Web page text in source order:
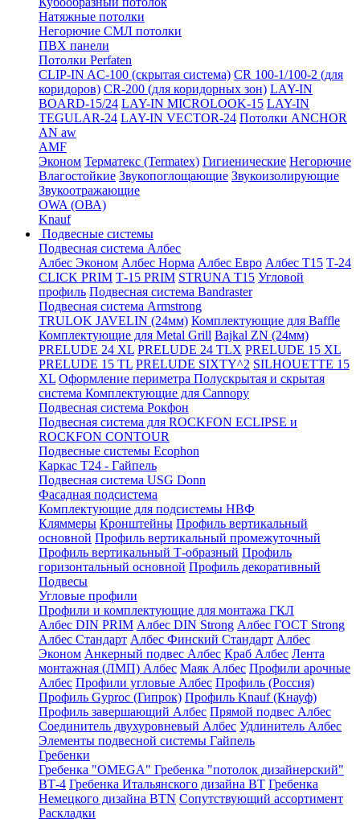
Натяжные потолки
Негорючие СМЛ потолки
ПВХ панели
Потолки Perfaten
CLIP-IN AC-100 (скрытая система) CR 100-1/100-2 (для
коридоров) CR-200 (для коридорных зон) LAY-IN
BOARD-15/24 LAY-IN MICROLOOK-15 LAY-IN
TEGULAR-24 LAY-IN VECTOR-24 Потолки ANCHOR
AN aw
AMF
Эконом Терматекс (Termatex) Гигиенические Негорючие
Влагостойкие Звукопоглощающие Звукоизолирующие
Звукоотражающие
OWA (ОВА)
Knauf
Подвесные системы
Подвесная система Албес
Албес Эконом Албес Норма Албес Евро Албес T15 Т-24
CLICK PRIM Т-15 PRIM STRUNA Т15 Угловой
профиль Подвесная система Bandraster
Подвесная система Armstrong
TRULOK JAVELIN (24мм) Комплектующие для Baffle
Комплектующие для Metal Grill Bajkal ZN (24мм)
PRELUDE 24 XL PRELUDE 24 TLX PRELUDE 15 XL
PRELUDE 15 TL PRELUDE SIXTY^2 SILHOUETTE 15
XL Оформление периметра Полускрытая и скрытая
система Комплектующие для Cannopy
Подвесная система Рокфон
Подвесная система для ROCKFON ECLIPSE и
ROCKFON CONTOUR
Подвесные системы Ecophon
Каркас Т24 - Гайпель
Подвесная система USG Donn
Фасадная подсистема
Комплектующие для подсистемы НВФ
Кляммеры Кронштейны Профиль вертикальный
основной Профиль вертикальный промежуточный
Профиль вертикальный Т-образный Профиль
горизонтальный основной Профиль декоративный
Подвесы
Угловые профили
Профили и комплектующие для монтажа ГКЛ
Албес DIN PRIM Албес DIN Strong Албес ГОСТ Strong
Албес Стандарт Албес Финский Стандарт Албес
Эконом Анкерный подвес Албес Краб Албес Лента
монтажная (ЛМП) Албес Маяк Албес Профили арочные
Албес Профили угловые Албес Профиль (Россия)
Профиль Gyproc (Гипрок) Профиль Knauf (Кнауф)
Профиль завершающий Албес Прямой подвес Албес
Соединитель двухуровневый Албес Удлинитель Албес
Элементы подвесной системы Гайпель
Гребенки
Гребенка "OMEGA" Гребенка "потолок дизайнерский"
ВТ-4 Гребенка Итальянского дизайна BT Гребенка
Немецкого дизайна ВТN Сопутствующий ассортимент
Раскладки